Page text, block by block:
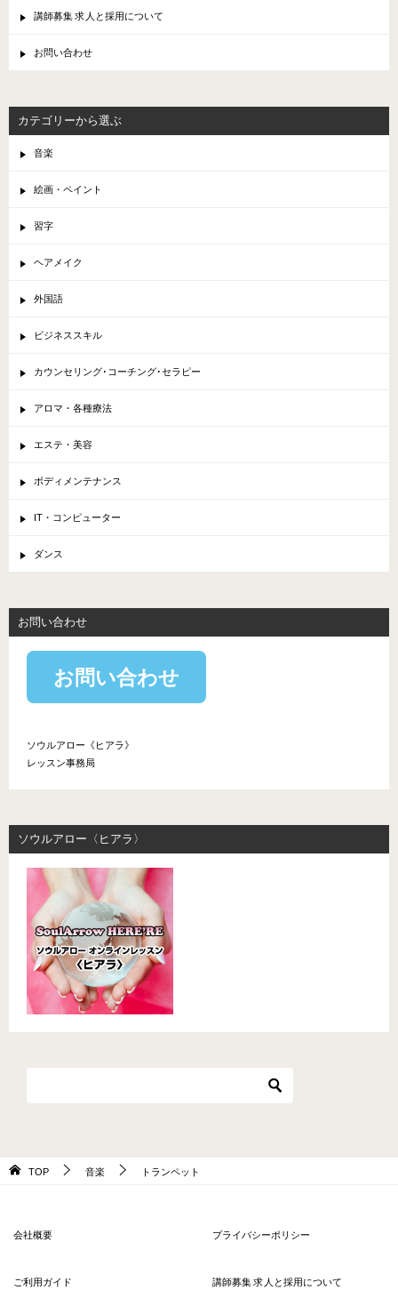
講師募集 求人と採用について
お問い合わせ
カテゴリーから選ぶ
音楽
絵画・ペイント
習字
ヘアメイク
外国語
ビジネススキル
カウンセリング･コーチング･セラピー
アロマ・各種療法
エステ・美容
ボディメンテナンス
IT・コンピューター
ダンス
お問い合わせ
お問い合わせ
ソウルアロー《ヒアラ》
レッスン事務局
ソウルアロー〈ヒアラ〉
TOP 音楽 トランペット
会社概要 プライバシーポリシー
ご利用ガイド 講師募集 求人と採用について